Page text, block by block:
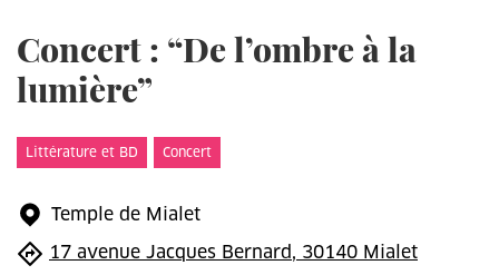
Concert : “De l’ombre à la
lumière”
Littérature et BD Concert
Temple de Mialet
17 avenue Jacques Bernard, 30140 Mialet